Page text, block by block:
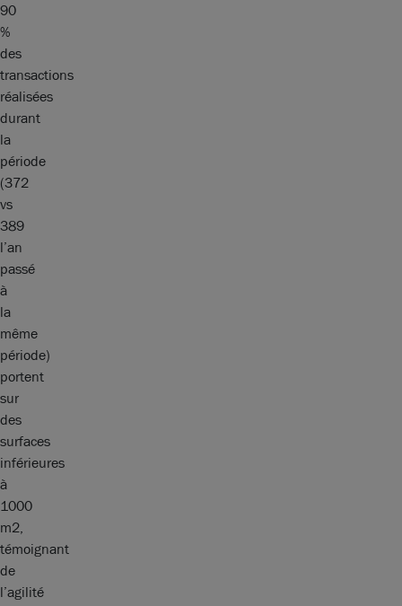
90
%
des
transactions
réalisées
durant
la
période
(372
vs
389
l’an
passé
à
la
même
période)
portent
sur
des
surfaces
inférieures
à
1000
m2,
témoignant
de
l’agilité